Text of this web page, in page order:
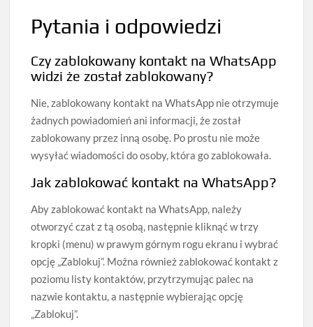
Pytania i odpowiedzi
Czy zablokowany kontakt na WhatsApp
widzi że został zablokowany?
Nie, zablokowany kontakt na WhatsApp nie otrzymuje
żadnych powiadomień ani informacji, że został
zablokowany przez inną osobę. Po prostu nie może
wysyłać wiadomości do osoby, która go zablokowała.
Jak zablokować kontakt na WhatsApp?
Aby zablokować kontakt na WhatsApp, należy
otworzyć czat z tą osobą, następnie kliknąć w trzy
kropki (menu) w prawym górnym rogu ekranu i wybrać
opcję „Zablokuj”. Można również zablokować kontakt z
poziomu listy kontaktów, przytrzymując palec na
nazwie kontaktu, a następnie wybierając opcję
„Zablokuj”.